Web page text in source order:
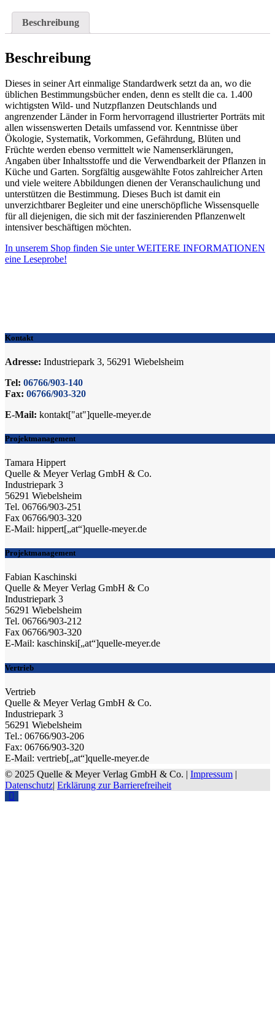
Beschreibung
Beschreibung
Dieses in seiner Art einmalige Standardwerk setzt da an, wo die
üblichen Bestimmungsbücher enden, denn es stellt die ca. 1.400
wichtigsten Wild- und Nutzpflanzen Deutschlands und
angrenzender Länder in Form hervorragend illustrierter Porträts mit
allen wissenswerten Details umfassend vor. Kenntnisse über
Ökologie, Systematik, Vorkommen, Gefährdung, Blüten und
Früchte werden ebenso vermittelt wie Namenserklärungen,
Angaben über Inhaltsstoffe und die Verwendbarkeit der Pflanzen in
Küche und Garten. Sorgfältig ausgewählte Fotos zahlreicher Arten
und viele weitere Abbildungen dienen der Veranschaulichung und
unterstützen die Bestimmung. Dieses Buch ist damit ein
unverzichtbarer Begleiter und eine unerschöpfliche Wissensquelle
für all diejenigen, die sich mit der faszinierenden Pflanzenwelt
intensiver beschäftigen möchten.
In unserem Shop finden Sie unter WEITERE INFORMATIONEN
eine Leseprobe!
Kontakt
Adresse: Industriepark 3, 56291 Wiebelsheim
Tel: 06766/903-140
Fax: 06766/903-320
E-Mail: kontakt["at"]quelle-meyer.de
Projektmanagement
Tamara Hippert
Quelle & Meyer Verlag GmbH & Co.
Industriepark 3
56291 Wiebelsheim
Tel. 06766/903-251
Fax 06766/903-320
E-Mail: hippert[„at“]quelle-meyer.de
Projektmanagement
Fabian Kaschinski
Quelle & Meyer Verlag GmbH & Co
Industriepark 3
56291 Wiebelsheim
Tel. 06766/903-212
Fax 06766/903-320
E-Mail: kaschinski[„at“]quelle-meyer.de
Vertrieb
Vertrieb
Quelle & Meyer Verlag GmbH & Co.
Industriepark 3
56291 Wiebelsheim
Tel.: 06766/903-206
Fax: 06766/903-320
E-Mail: vertrieb[„at“]quelle-meyer.de
© 2025 Quelle & Meyer Verlag GmbH & Co. | Impressum |
Datenschutz| Erklärung zur Barrierefreiheit